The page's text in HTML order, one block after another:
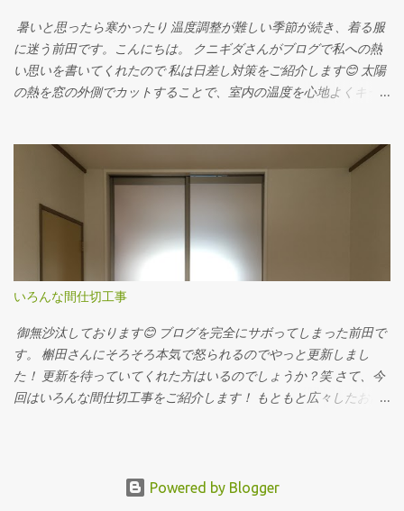
暑いと思ったら寒かったり 温度調整が難しい季節が続き、着る服
に迷う前田です。こんにちは。 クニギダさんがブログで私への熱
い思いを書いてくれたので 私は日差し対策をご紹介します😊 太陽
の熱を窓の外側でカットすることで、室内の温度を心地よくキー
つけました。 まっすぐおろして窓枠に固定 斜めにおろしてタイル
に固定 こちらはオーニング オーニングは色が豊富で勾配が付けれ
たり 日よけ下のスペースが有効利用できるメリットがあります。
夏の日差し対策は早めに(^^)
いろんな間仕切工事
御無沙汰しております😊 ブログを完全にサボってしまった前田で
す。 槲田さんにそろそろ本気で怒られるのでやっと更新しまし
た！ 更新を待っていてくれた方はいるのでしょうか？笑 さて、今
回はいろんな間仕切工事をご紹介します！ もともと広々したお部
した。 半透明な建具を入れて圧迫感をなくしました。 こちらは↑
Powered by Blogger